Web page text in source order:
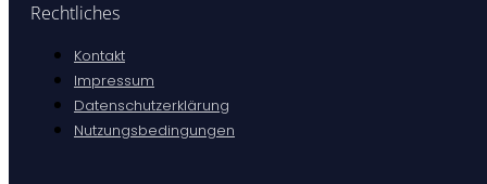
Rechtliches
Kontakt
Impressum
Datenschutzerklärung
Nutzungsbedingungen